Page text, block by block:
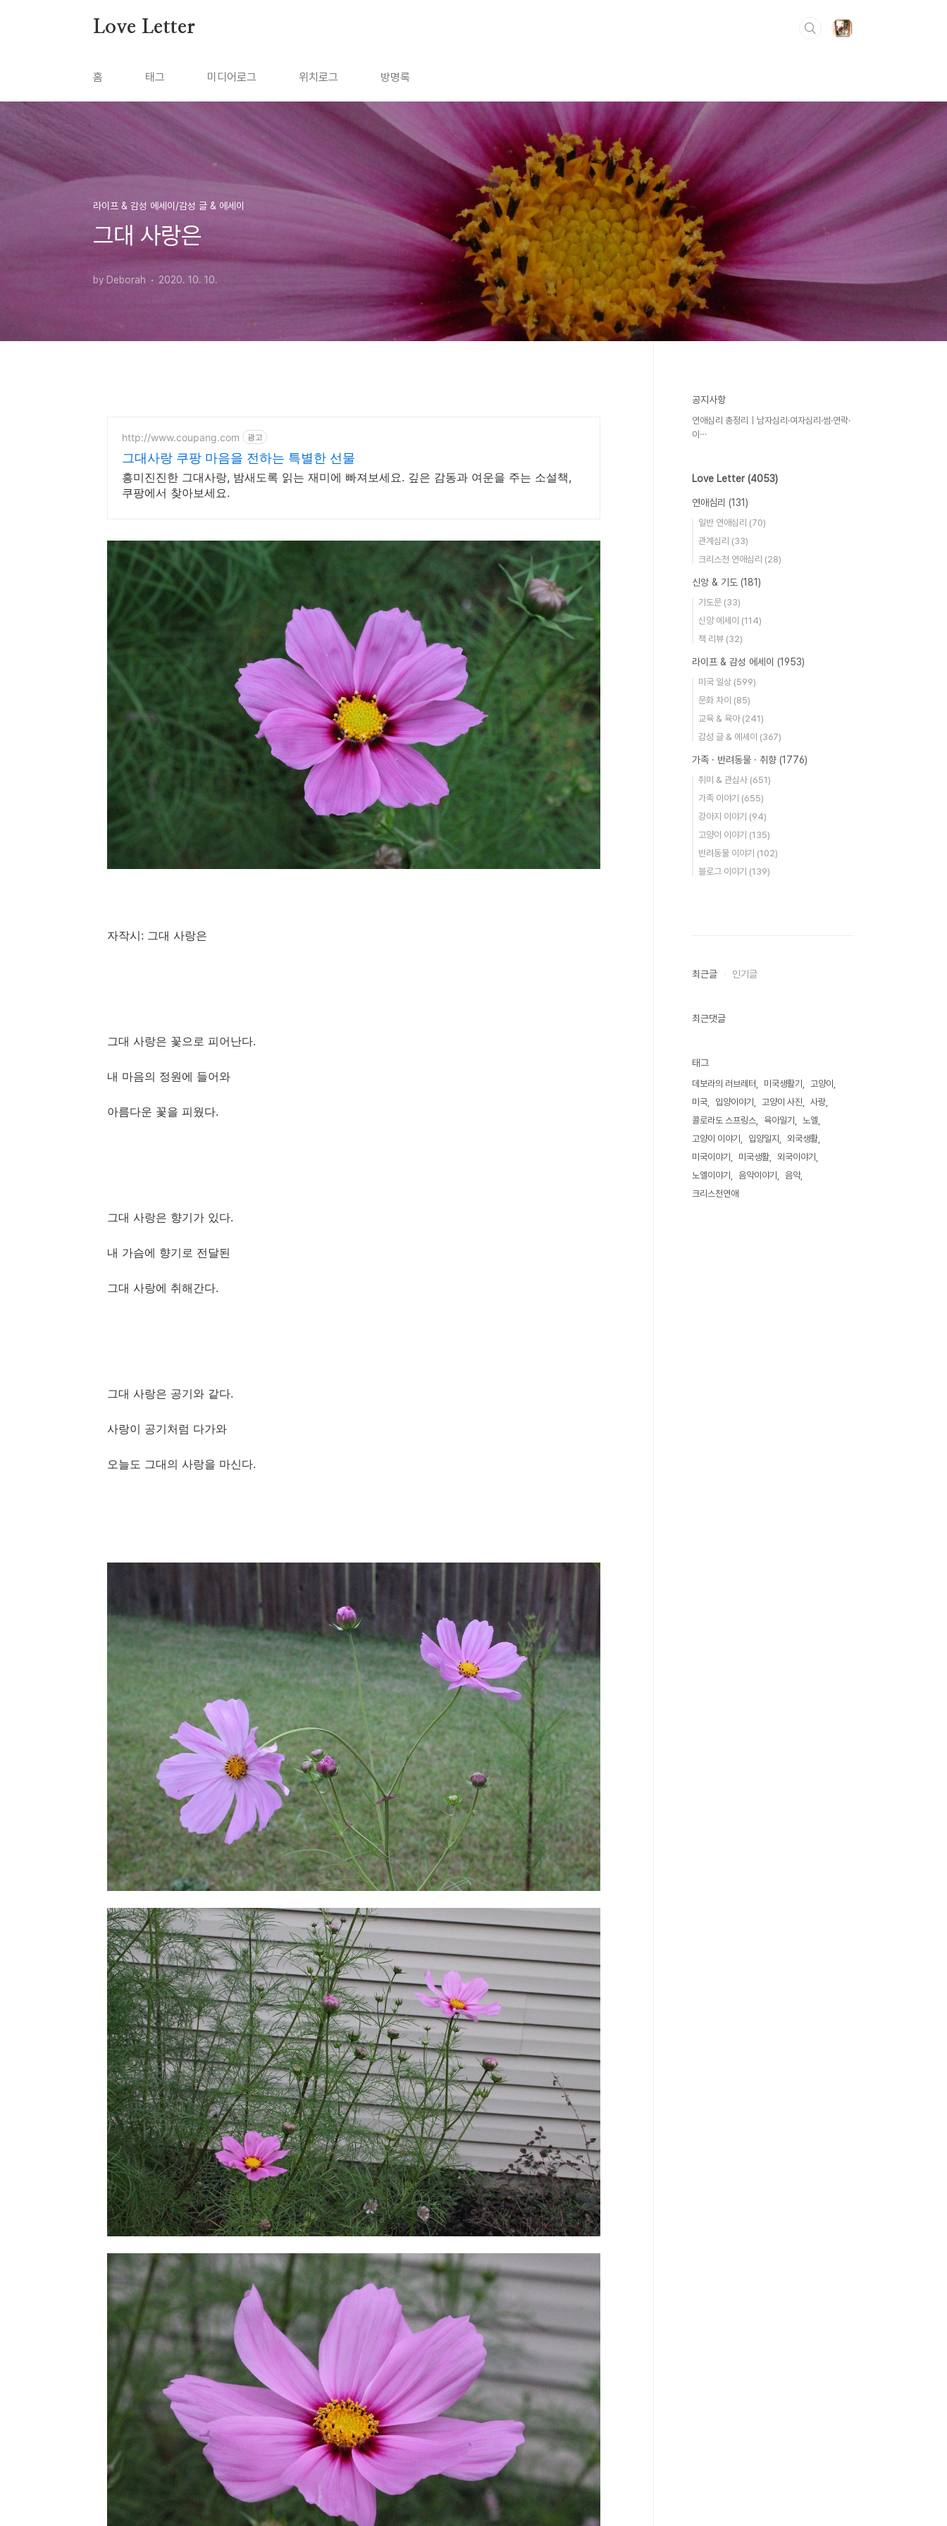
Love Letter
홈 태그 미디어로그 위치로그 방명록
라이프 & 감성 에세이/감성 글 & 에세이
그대 사랑은
by Deborah 2020. 10. 10.
http://www.coupang.com 광고
그대사랑 쿠팡 마음을 전하는 특별한 선물
흥미진진한 그대사랑, 밤새도록 읽는 재미에 빠져보세요. 깊은 감동과 여운을 주는 소설책,
쿠팡에서 찾아보세요.
자작시: 그대 사랑은
그대 사랑은 꽃으로 피어난다.
내 마음의 정원에 들어와
아름다운 꽃을 피웠다.
그대 사랑은 향기가 있다.
내 가슴에 향기로 전달된
그대 사랑에 취해간다.
그대 사랑은 공기와 같다.
사랑이 공기처럼 다가와
오늘도 그대의 사랑을 마신다.
공지사항
연애심리 총정리｜남자심리·여자심리·썸·연락·
이⋯
Love Letter (4053)
연애심리 (131)
일반 연애심리 (70)
관계심리 (33)
크리스천 연애심리 (28)
신앙 & 기도 (181)
기도문 (33)
신앙 에세이 (114)
책 리뷰 (32)
라이프 & 감성 에세이 (1953)
미국 일상 (599)
문화 차이 (85)
교육 & 육아 (241)
감성 글 & 에세이 (367)
가족 · 반려동물 · 취향 (1776)
취미 & 관심사 (651)
가족 이야기 (655)
강아지 이야기 (94)
고양이 이야기 (135)
반려동물 이야기 (102)
블로그 이야기 (139)
최근글 인기글
최근댓글
태그
데보라의 러브레터 미국생활기
고양이
미국
입양이야기 고양이 사진
사랑
콜로라도 스프링스
육아일기
노엘
고양이 이야기
입양일지
외국생활
미국이야기
미국생활
외국이야기
노엘이야기
음악이야기
음악
크리스천연애